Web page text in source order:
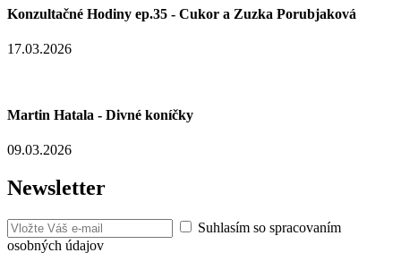
Konzultačné Hodiny ep.35 - Cukor a Zuzka Porubjaková
17.03.2026
Martin Hatala - Divné koníčky
09.03.2026
Newsletter
Suhlasím so spracovaním
osobných údajov